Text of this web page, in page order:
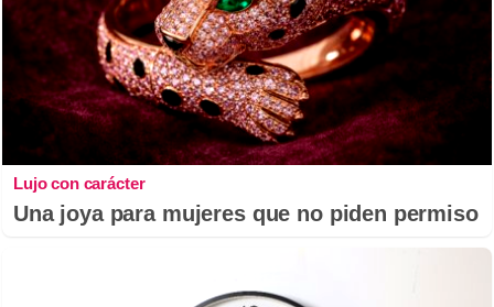
Lujo con carácter
Una joya para mujeres que no piden permiso